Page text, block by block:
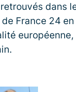
dans
France 24